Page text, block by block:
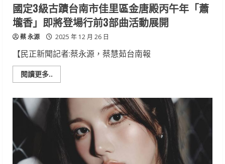
國定3級古蹟台南市佳里區金唐殿丙午年「蕭
壠香」即將登場行前3部曲活動展開
蔡 永源 2025 年 12 月 26 日
【民正新聞記者:蔡永源，蔡慧茹台南報
閱讀更多..
more
定
級